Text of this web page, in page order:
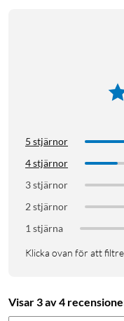
5 stjärnor
4 stjärnor
3 stjärnor
2 stjärnor
1 stjärna
Klicka ovan för att
Visar 3 av 4